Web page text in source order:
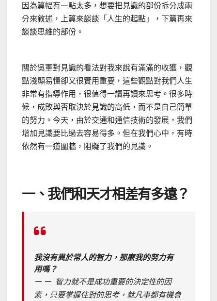
因為篇幅有一點太多，想要把見識的部份拆分成兩
分來敘述，上篇來談談「人生的起點」，下篇再來
談談思維的部份。
關於吳軍對見識的看法對我來說有滿滿的收獲，觀
點淺顯易懂卻又很實用重要，這些觀點對我們人生
非常有指導作用，很值得一讀再讀來思考。很多時
候，成敗與否取決於見識的高低，而不是自己簡單
的努力。今天，由於交通和通信技術的發展，我們
增加見識要比過去容易得多。但在我們心中，有時
依然有一道圍牆，阻礙了我們的見識。
一、我們和天才相差有多遠？
我沒有異於常人的智力，那麼我的努力有
用嗎？
ー ー 智力就不是成功重要的決定性的因
素，只要掌握住對的思考，就凡事都有機會